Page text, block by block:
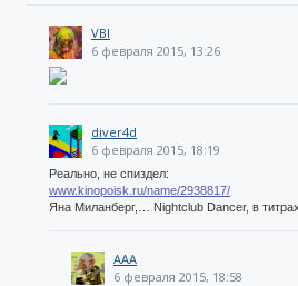
VBI
6 февраля 2015, 13:26
diver4d
6 февраля 2015, 18:19
Реально, не спиздел:
www.kinopoisk.ru/name/2938817/
Яна Миланберг,… Nightclub Dancer, в
AAA
6 февраля 2015, 18:58